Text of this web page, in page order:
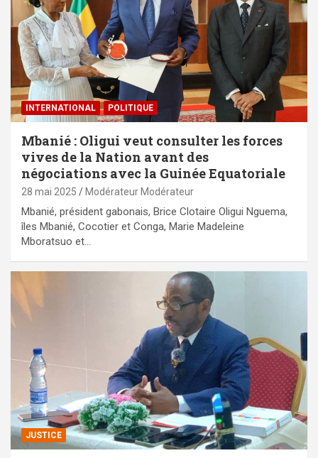
INTERNATIONAL POLITIQUE
Mbanié : Oligui veut consulter les forces
vives de la Nation avant des
négociations avec la Guinée Equatoriale
28 mai 2025 Modérateur Modérateur
Mbanié, président gabonais, Brice Clotaire Oligui Nguema,
îles Mbanié, Cocotier et Conga, Marie Madeleine
Mboratsuo et…
JUSTICE